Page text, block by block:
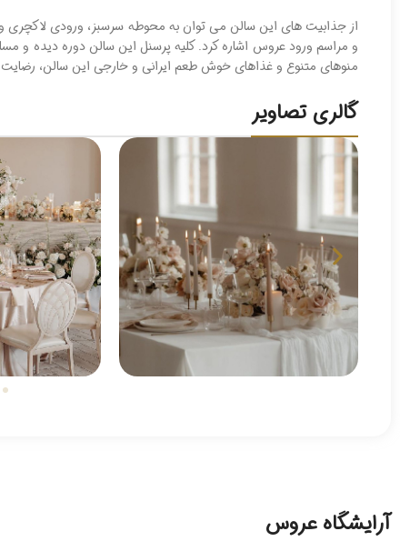
از جذابیت های این سالن می توان به محوطه سرسبز، ورودی لاکچری و
و مراسم ورود عروس اشاره کرد. کلیه پرسنل این سالن دوره دیده و
منوهای متنوع و غذاهای خوش طعم ایرانی و خارجی این سالن،
گالری تصاویر
آرایشگاه عروس